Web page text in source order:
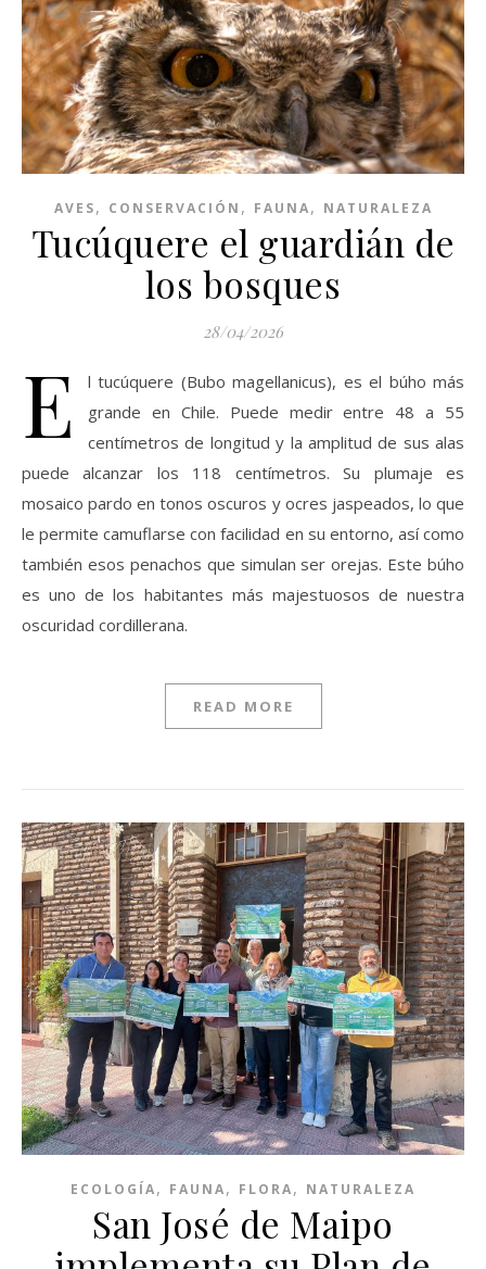
AVES, CONSERVACIÓN , FAUNA, NATURALEZA
Tucúquere el guardián de
los bosques
28/04/2026
E
l tucúquere (Bubo magellanicus), es el búho más
grande en Chile. Puede medir entre 48 a 55
centímetros de longitud y la amplitud de sus alas
puede alcanzar los 118 centímetros. Su plumaje es
mosaico pardo en tonos oscuros y ocres jaspeados, lo que
le permite camuflarse con facilidad en su entorno, así como
también esos penachos que simulan ser orejas. Este búho
es uno de los habitantes más majestuosos de nuestra
oscuridad cordillerana.
READ MORE
ECOLOGÍA, FAUNA, FLORA, NATURALEZA
San José de Maipo